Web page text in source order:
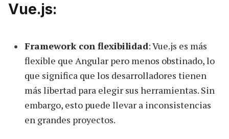
Vue.js:
Framework con flexibilidad: Vue.js es más
flexible que Angular pero menos obstinado, lo
que significa que los desarrolladores tienen
más libertad para elegir sus herramientas. Sin
embargo, esto puede llevar a inconsistencias
en grandes proyectos.